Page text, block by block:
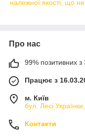
належної якості, що
Про нас
99% позитивних з
Працює з
м. Київ
бул. Лесі
Контакти